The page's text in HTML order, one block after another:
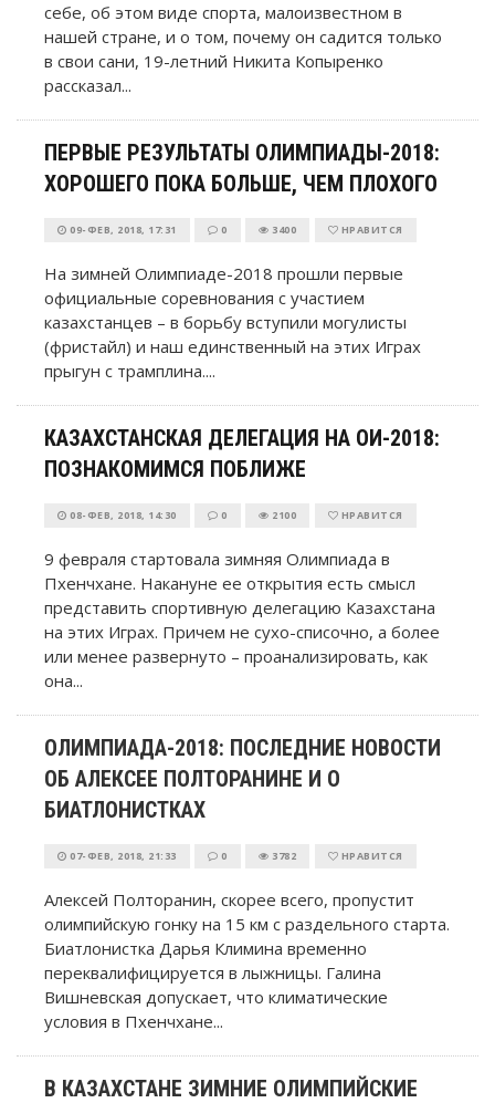
себе, об этом виде спорта, малоизвестном в
нашей стране, и о том, почему он садится только
в свои сани, 19-летний Никита Копыренко
рассказал...
ПЕРВЫЕ РЕЗУЛЬТАТЫ ОЛИМПИАДЫ-2018:
ХОРОШЕГО ПОКА БОЛЬШЕ, ЧЕМ ПЛОХОГО
09-ФЕВ, 2018, 17:31 0 3400 НРАВИТСЯ
На зимней Олимпиаде-2018 прошли первые
официальные соревнования с участием
казахстанцев – в борьбу вступили могулисты
(фристайл) и наш единственный на этих Играх
прыгун с трамплина....
КАЗАХСТАНСКАЯ ДЕЛЕГАЦИЯ НА ОИ-2018:
ПОЗНАКОМИМСЯ ПОБЛИЖЕ
08-ФЕВ, 2018, 14:30 0 2100 НРАВИТСЯ
9 февраля стартовала зимняя Олимпиада в
Пхенчхане. Накануне ее открытия есть смысл
представить спортивную делегацию Казахстана
на этих Играх. Причем не сухо-списочно, а более
или менее развернуто – проанализировать, как
она...
ОЛИМПИАДА-2018: ПОСЛЕДНИЕ НОВОСТИ
ОБ АЛЕКСЕЕ ПОЛТОРАНИНЕ И О
БИАТЛОНИСТКАХ
07-ФЕВ, 2018, 21:33 0 3782 НРАВИТСЯ
Алексей Полторанин, скорее всего, пропустит
олимпийскую гонку на 15 км с раздельного старта.
Биатлонистка Дарья Климина временно
переквалифицируется в лыжницы. Галина
Вишневская допускает, что климатические
условия в Пхенчхане...
В КАЗАХСТАНЕ ЗИМНИЕ ОЛИМПИЙСКИЕ